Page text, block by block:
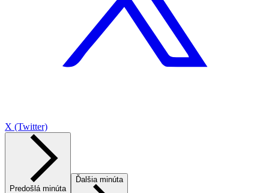
X (Twitter)
Predošlá minúta
Ďalšia minúta